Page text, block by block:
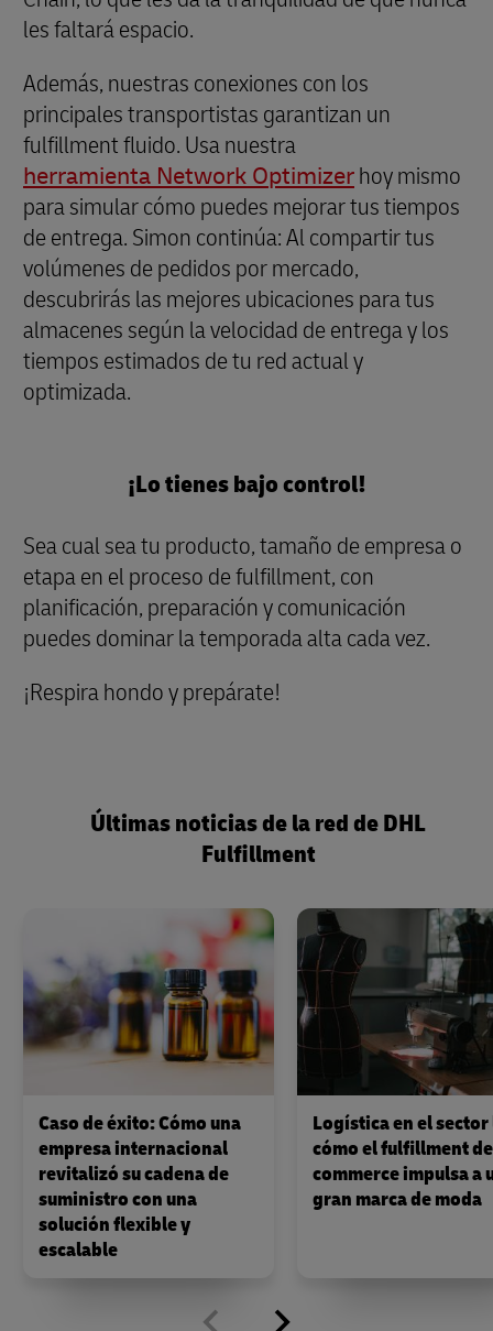
les faltará espacio.
Además, nuestras conexiones con los
principales transportistas garantizan un
fulfillment fluido. Usa nuestra
herramienta Network Optimizerhoy mismo
para simular cómo puedes mejorar tus tiempos
de entrega. Simon continúa: Al compartir tus
volúmenes de pedidos por mercado,
descubrirás las mejores ubicaciones para tus
almacenes según la velocidad de entrega y los
tiempos estimados de tu red actual y
optimizada.
¡Lo tienes bajo control!
Sea cual sea tu producto, tamaño de empresa o
etapa en el proceso de fulfillment, con
planificación, preparación y comunicación
puedes dominar la temporada alta cada vez.
¡Respira hondo y prepárate!
Últimas noticias de la red de DHL
Fulfillment
Caso de éxito: Cómo una
empresa internacional
revitalizó su cadena de
suministro con una
solución flexible y
escalable
Logística en el
cómo el fulfillment
commerce impulsa a
gran marca de moda